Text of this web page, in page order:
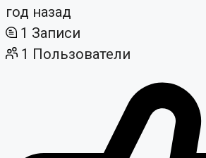
год назад
1 Записи
1 Пользователи